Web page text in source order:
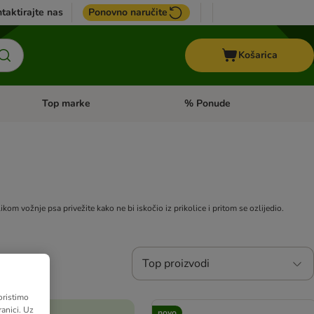
nas Ponovno naručite
Košarica
Pregled kategorija: + VET hrana
Top marke Pregled kategorija: Top marke
% Ponude
vožnje psa privežite kako ne bi iskočio iz prikolice i pritom se ozlijedio.
Top proizvodi
Uz